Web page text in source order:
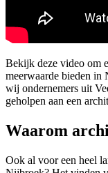
Bekijk deze video om
meerwaarde bieden in
wij ondernemers uit
geholpen aan een
Waarom
Ook al voor een heel